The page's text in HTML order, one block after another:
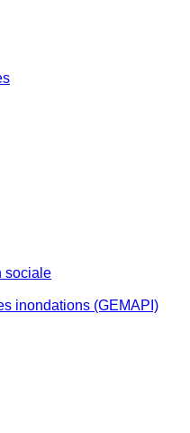
sociale
inondations (GEMAPI)